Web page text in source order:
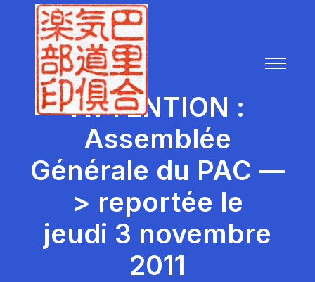
ATTENTION :
Assemblée
Générale du PAC —
> reportée le
jeudi 3 novembre
2011